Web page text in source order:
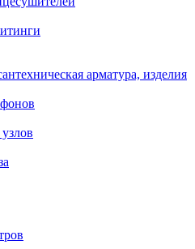
арматура, изделия